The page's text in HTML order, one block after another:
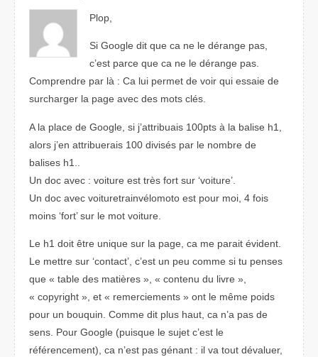
Plop,
Si Google dit que ca ne le dérange pas,
c’est parce que ca ne le dérange pas.
Comprendre par là : Ca lui permet de voir qui essaie de
surcharger la page avec des mots clés.
A la place de Google, si j’attribuais 100pts à la balise h1,
alors j’en attribuerais 100 divisés par le nombre de
balises h1..
Un doc avec : voiture est très fort sur ‘voiture’.
Un doc avec voituretrainvélomoto est pour moi, 4 fois
moins ‘fort’ sur le mot voiture.
Le h1 doit être unique sur la page, ca me parait évident.
Le mettre sur ‘contact’, c’est un peu comme si tu penses
que « table des matières », « contenu du livre »,
« copyright », et « remerciements » ont le même poids
pour un bouquin. Comme dit plus haut, ca n’a pas de
sens. Pour Google (puisque le sujet c’est le
référencement), ca n’est pas génant : il va tout dévaluer,